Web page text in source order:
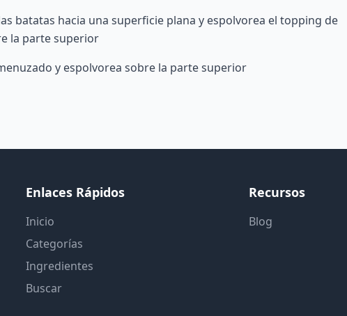
batatas hacia una superficie plana y espolvorea el topping de
la parte superior
y espolvorea sobre la parte superior
Enlaces Rápidos
Inicio
Categorías
Ingredientes
Buscar
Recursos
Blog